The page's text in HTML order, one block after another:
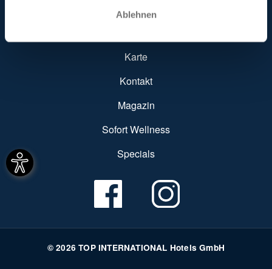
Ablehnen
Hotel finden
Karte
Kontakt
Magazin
Sofort Wellness
Specials
© 2026 TOP INTERNATIONAL Hotels GmbH